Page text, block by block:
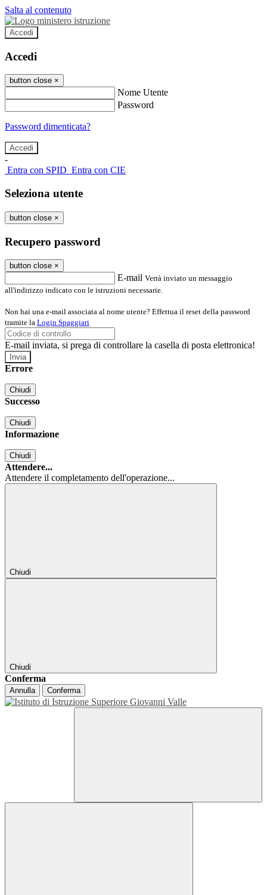
Salta al contenuto
Accedi
Accedi
button close ×
Nome Utente
Password
Password dimenticata?
-
Entra con SPID Entra con CIE
Seleziona utente
button close ×
Recupero password
button close ×
E-mail Verrà inviato un messaggio
all'indirizzo indicato con le istruzioni necessarie.
Non hai una e-mail associata al nome utente? Effettua il reset della password
tramite la Login Spaggiari
E-mail inviata, si prega di controllare la casella di posta elettronica!
Errore
Chiudi
Successo
Chiudi
Informazione
Chiudi
Attendere...
Attendere il completamento dell'operazione...
Chiudi
Chiudi
Conferma
Annulla Conferma